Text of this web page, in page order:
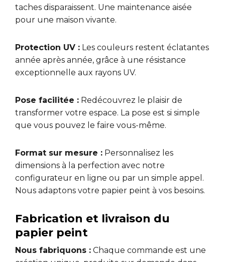
taches disparaissent. Une maintenance aisée
pour une maison vivante.
Protection UV : Les couleurs restent éclatantes
année après année, grâce à une résistance
exceptionnelle aux rayons UV.
Pose facilitée : Redécouvrez le plaisir de
transformer votre espace. La pose est si simple
que vous pouvez le faire vous-même.
Format sur mesure : Personnalisez les
dimensions à la perfection avec notre
configurateur en ligne ou par un simple appel.
Nous adaptons votre papier peint à vos besoins.
Fabrication et livraison du
papier peint
Nous fabriquons : Chaque commande est une